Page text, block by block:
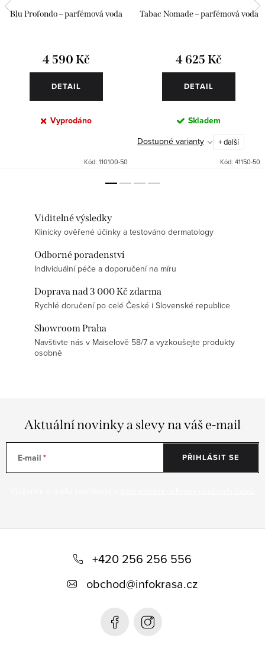
Blu Profondo – parfémová voda
4 590 Kč
DETAIL
Vyprodáno
Kód: 110100-50
Tabac Nomade – parfémová voda
4 625 Kč
DETAIL
Skladem
Dostupné varianty
+ další
Kód: 41150-50
Viditelné výsledky
Klinicky ověřené účinky a testováno dermatology
Odborné poradenství
Individuální péče a doporučení na míru
Doprava nad 3 000 Kč zdarma
Rychlé doručení po celé České i Slovenské republice
Showroom Praha
Navštivte nás v Maiselově 58/7 a vyzkoušejte produkty
osobně
Aktuální novinky a slevy na váš e-mail
E-mail PŘIHLÁSIT SE
+420 256 256 556
obchod@infokrasa.cz